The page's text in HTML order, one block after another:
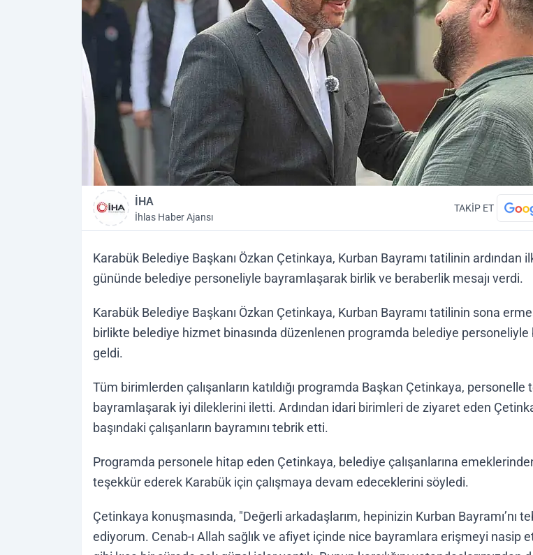
İHA
İhlas Haber Ajansı
TAKİP ET
Karabük Belediye Başkanı Özkan Çetinkaya, Kurban Bayramı tatilinin ardından
gününde belediye personeliyle bayramlaşarak birlik ve beraberlik mesajı verdi.
Karabük Belediye Başkanı Özkan Çetinkaya, Kurban Bayramı tatilinin sona
birlikte belediye hizmet binasında düzenlenen programda belediye personeliyle
geldi.
Tüm birimlerden çalışanların katıldığı programda Başkan Çetinkaya, personelle
bayramlaşarak iyi dileklerini iletti. Ardından idari birimleri de ziyaret eden
başındaki çalışanların bayramını tebrik etti.
Programda personele hitap eden Çetinkaya, belediye çalışanlarına
teşekkür ederek Karabük için çalışmaya devam edeceklerini söyledi.
Çetinkaya konuşmasında, "Değerli arkadaşlarım, hepinizin Kurban Bayramı’nı
ediyorum. Cenab-ı Allah sağlık ve afiyet içinde nice bayramlara erişmeyi nasip